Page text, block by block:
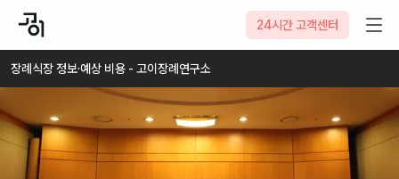
24시간 고객센터
2026-08-08
장례식장 정보·예상 비용 - 고이장례연구소